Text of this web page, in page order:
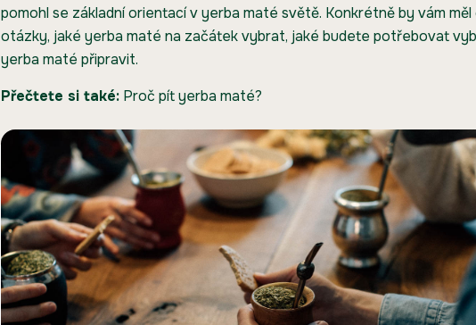
pomohl se základní orientací v yerba maté světě. Konkrétně by vám
otázky, jaké yerba maté na začátek vybrat, jaké budete potřebovat
yerba maté připravit.
Přečtete si také: Proč pít yerba maté?